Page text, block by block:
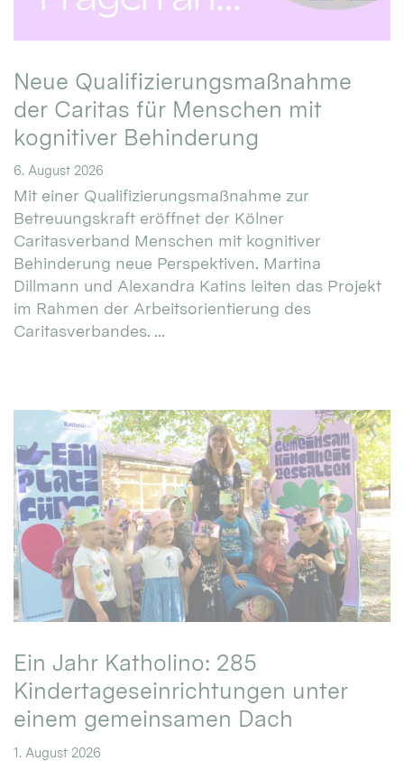
Neue Qualifizierungsmaßnahme
der Caritas für Menschen mit
kognitiver Behinderung
6. August 2026
Mit einer Qualifizierungsmaßnahme zur
Betreuungskraft eröffnet der Kölner
Caritasverband Menschen mit kognitiver
Behinderung neue Perspektiven. Martina
Dillmann und Alexandra Katins leiten das Projekt
im Rahmen der Arbeitsorientierung des
Caritasverbandes. ...
Ein Jahr Katholino: 285
Kindertageseinrichtungen unter
einem gemeinsamen Dach
1. August 2026